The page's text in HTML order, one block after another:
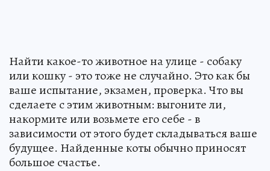
Найти какое-то животное на улице - собаку
или кошку - это тоже не случайно. Это как бы
ваше испытание, экзамен, проверка. Что вы
сделаете с этим животным: выгоните ли,
накормите или возьмете его себе - в
зависимости от этого будет складываться ваше
будущее. Найденные коты обычно приносят
большое счастье.